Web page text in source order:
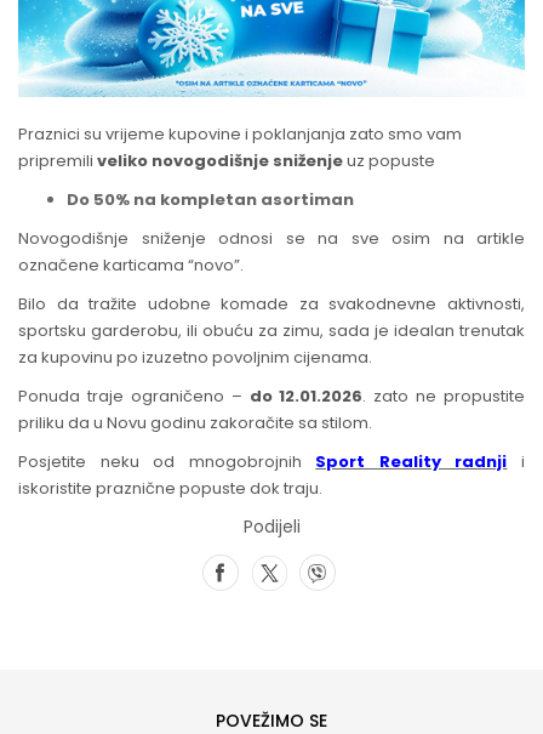
Praznici su vrijeme kupovine i poklanjanja zato smo vam
pripremili veliko novogodišnje sniženjeuz popuste
Do 50% na kompletan asortiman
Novogodišnje sniženje odnosi se na sve osim na artikle
označene karticama “novo”.
Bilo da tražite udobne komade za svakodnevne aktivnosti,
sportsku garderobu, ili obuću za zimu, sada je idealan trenutak
za kupovinu po izuzetno povoljnim cijenama.
Ponuda traje ograničeno – do 12.01.2026. zato ne propustite
priliku da u Novu godinu zakoračite sa stilom.
Posjetite neku od mnogobrojnih Sport Reality radnji i
iskoristite praznične popuste dok traju.
Podijeli
POVEŽIMO SE